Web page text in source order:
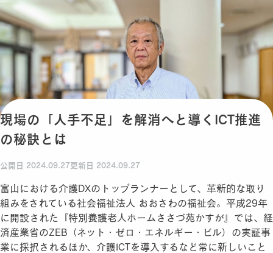
現場の「人手不足」を解消へと導くICT推進
の秘訣とは
公開日 2024.09.27更新日 2024.09.27
富山における介護DXのトップランナーとして、革新的な取り
組みをされている社会福祉法人 おおさわの福祉会。平成29年
に開設された『特別養護老人ホームささづ苑かすが』では、経
済産業省のZEB（ネット・ゼロ・エネルギー・ビル）の実証事
業に採択されるほか、介護ICTを導入するなど常に新しいこと